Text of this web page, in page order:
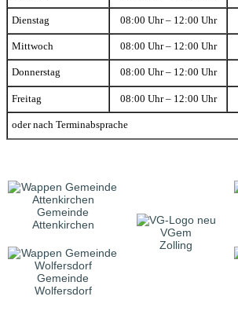
Dienstag 08:00 Uhr – 12:00 Uhr
Mittwoch 08:00 Uhr – 12:00 Uhr
Donnerstag 08:00 Uhr – 12:00 Uhr
Freitag 08:00 Uhr – 12:00 Uhr
oder nach Terminabsprache
Gemeinde
Attenkirchen
VGem
Zolling
Gemeinde
Wolfersdorf